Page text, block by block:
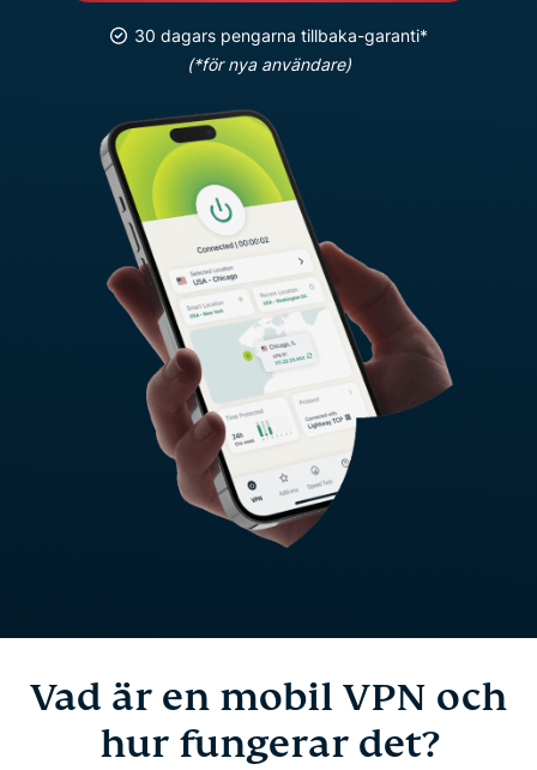
30 dagars pengarna tillbaka-garanti*
(*för nya användare)
Vad är en mobil VPN och
hur fungerar det?